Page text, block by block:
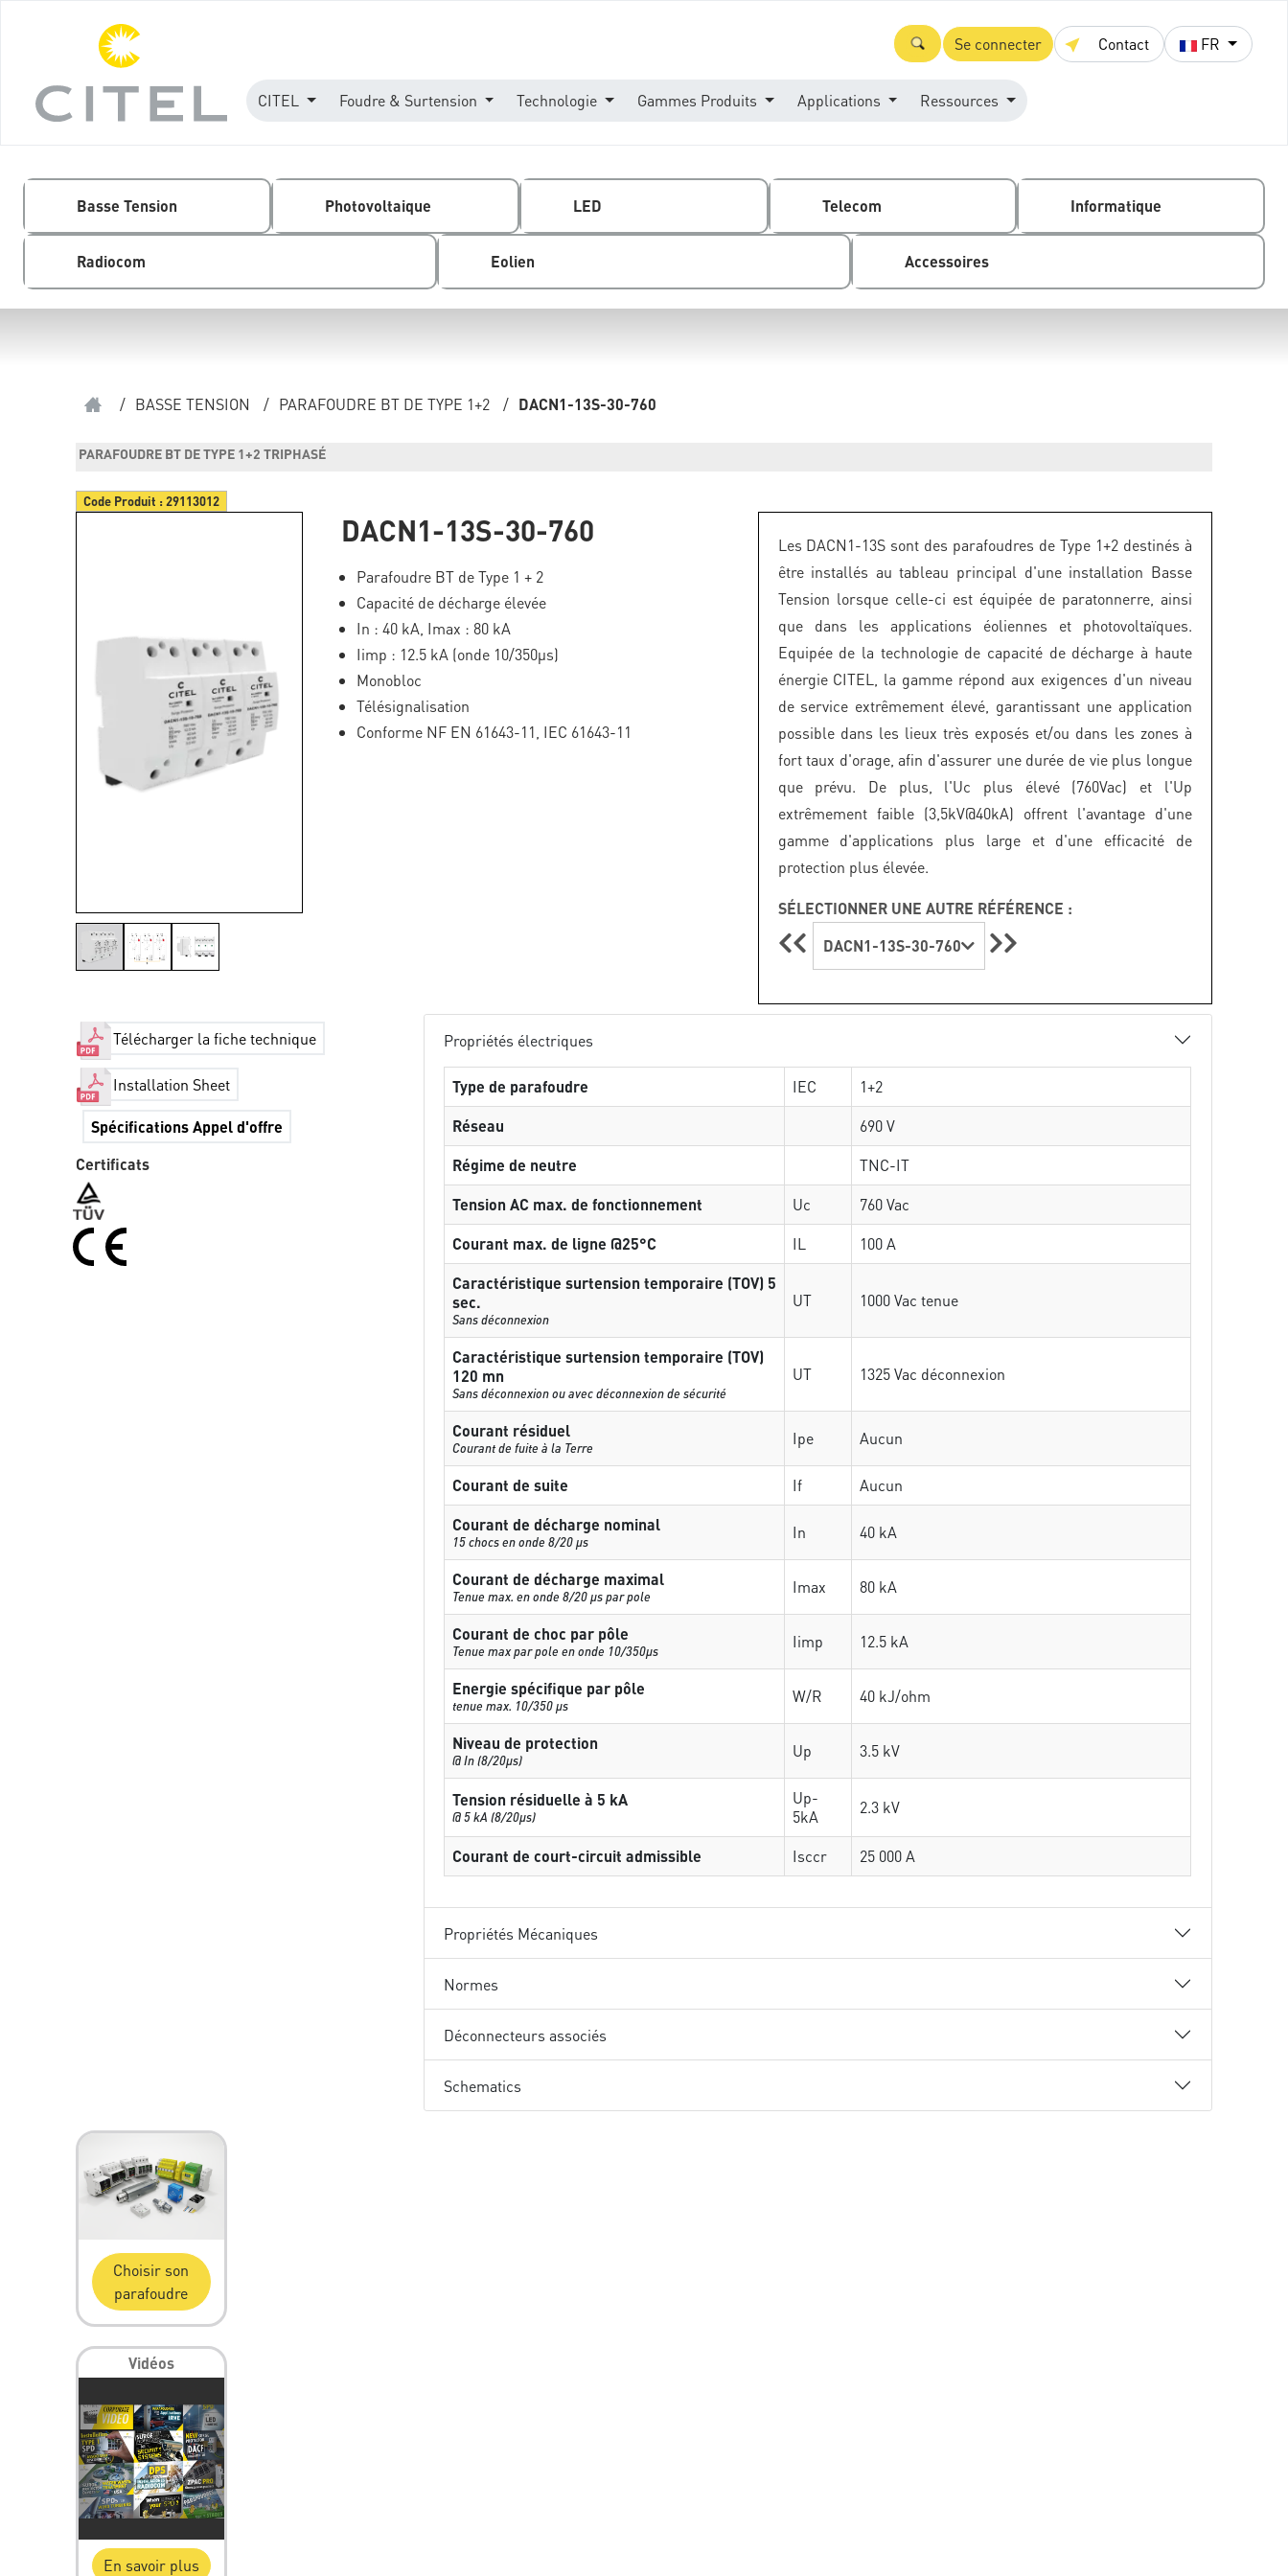
Se connecter Contact FR
CITEL Foudre & Surtension Technologie Gammes Produits Applications Ressources
Basse Tension Photovoltaique LED Telecom Informatique
Radiocom Eolien Accessoires
/ BASSE TENSION / PARAFOUDRE BT DE TYPE 1+2 / DACN1-13S-30-760
PARAFOUDRE BT DE TYPE 1+2 TRIPHASÉ
Code Produit :29113012
DACN1-13S-30-760
Parafoudre BT de Type 1 + 2
Capacité de décharge élevée
In : 40 kA, Imax : 80 kA
Iimp : 12.5 kA (onde 10/350µs)
Monobloc
Télésignalisation
Conforme NF EN 61643-11, IEC 61643-11
Les DACN1-13S sont des parafoudres de Type 1+2 destinés à
être installés au tableau principal d'une installation Basse
Tension lorsque celle-ci est équipée de paratonnerre, ainsi
que dans les applications éoliennes et photovoltaïques.
Equipée de la technologie de capacité de décharge à haute
énergie CITEL, la gamme répond aux exigences d'un niveau
de service extrêmement élevé, garantissant une application
possible dans les lieux très exposés et/ou dans les zones à
fort taux d'orage, afin d'assurer une durée de vie plus longue
que prévu. De plus, l'Uc plus élevé (760Vac) et l'Up
extrêmement faible (3,5kV@40kA) offrent l'avantage d'une
gamme d'applications plus large et d'une efficacité de
protection plus élevée.
SÉLECTIONNER UNE AUTRE RÉFÉRENCE :
DACN1-13S-30-760
Télécharger la fiche technique
Installation Sheet
Spécifications Appel d'offre
Certificats
Propriétés électriques
Type de parafoudre IEC
1+2
Réseau
690 V
Régime de neutre
TNC-IT
Tension AC max. de fonctionnement
Uc
760 Vac
Courant max. de ligne @25°C
IL
100 A
Caractéristique surtension temporaire (TOV) 5
sec.
Sans déconnexion
UT 1000 Vac tenue
Caractéristique surtension temporaire (TOV)
120 mn
Sans déconnexion ou avec déconnexion de sécurité
UT 1325 Vac déconnexion
Courant résiduel
Courant de fuite à la Terre Ipe Aucun
Courant de suite If
Aucun
Courant de décharge nominal
15 chocs en onde 8/20 µs In 40 kA
Courant de décharge maximal
Tenue max. en onde 8/20 µs par pole Imax 80 kA
Courant de choc par pôle
Tenue max par pole en onde 10/350µs Iimp 12.5 kA
Energie spécifique par pôle
tenue max. 10/350 µs W/R 40 kJ/ohm
Niveau de protection
@ In (8/20µs) Up 3.5 kV
Tension résiduelle à 5 kA
@ 5 kA (8/20µs)
Up-
5kA
2.3 kV
Courant de court-circuit admissible Isccr 25 000 A
Propriétés Mécaniques
Normes
Déconnecteurs associés
Schematics
Choisir son
parafoudre
Vidéos
En savoir plus